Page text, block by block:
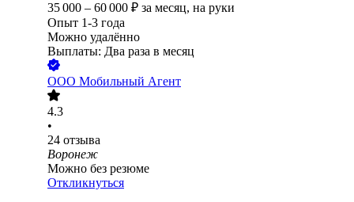
35 000 – 60 000 ₽ за месяц, на руки
Опыт 1-3 года
Можно удалённо
Выплаты: Два раза в месяц
ООО Мобильный Агент
4.3
•
24 отзыва
Воронеж
Можно без резюме
Откликнуться